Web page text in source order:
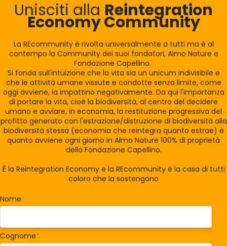
Unisciti alla Reintegration
Economy Community
La REcommunity è rivolta universalmente a tutti ma è al
contempo la Community dei suoi fondatori, Almo Nature e
Fondazione Capellino.
Si fonda sull'intuizione che la vita sia un unicum indivisibile e
che le attività umane vissute e condotte senza limite, come
oggi avviene, la impattino negativamente. Da qui l'importanza
di portare la vita, cioè la biodiversità, al centro del decidere
umano e avviare, in economia, la restituzione progressiva del
profitto generato con l'estrazione/distruzione di biodiversità alla
biodiversità stessa (economia che reintegra quanto estrae) è
quanto avviene ogni giorno in Almo Nature 100% di proprietà
della Fondazione Capellino.
È la Reintegration Economy e la REcommunity è la casa di tutti
coloro che la sostengono
Nome*
Cognome*